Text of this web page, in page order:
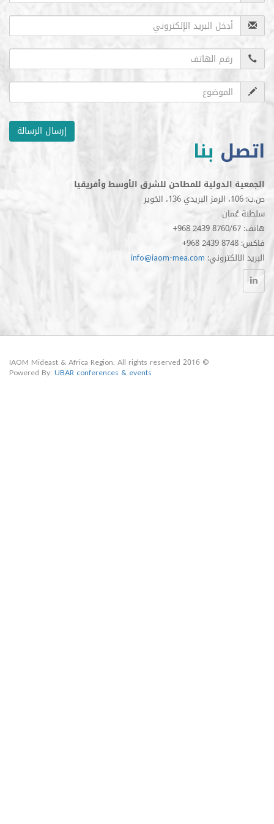
إرسال الرسالة
بنا
الدولية للمطاحن للشرق الأوسط وأفريقيا
info@iaom-mea.com
Powered By:UBAR conferences & events